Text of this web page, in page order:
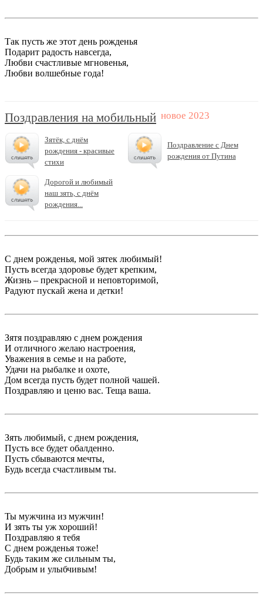
Так пусть же этот день рожденья
Подарит радость навсегда,
Любви счастливые мгновенья,
Любви волшебные года!
Поздравления на мобильный
Зятёк, с днём
рождения - красивые
стихи
Поздравление с Днем
рождения от Путина
Дорогой и любимый
наш зять, с днём
рождения...
С днем рожденья, мой зятек любимый!
Пусть всегда здоровье будет крепким,
Жизнь – прекрасной и неповторимой,
Радуют пускай жена и детки!
Зятя поздравляю с днем рождения
И отличного желаю настроения,
Уважения в семье и на работе,
Удачи на рыбалке и охоте,
Дом всегда пусть будет полной чашей.
Поздравляю и ценю вас. Теща ваша.
Зять любимый, с днем рождения,
Пусть все будет обалденно.
Пусть сбываются мечты,
Будь всегда счастливым ты.
Ты мужчина из мужчин!
И зять ты уж хороший!
Поздравляю я тебя
С днем рожденья тоже!
Будь таким же сильным ты,
Добрым и улыбчивым!